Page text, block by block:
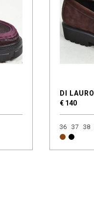
DI LAURO
€ 140
36 37 38